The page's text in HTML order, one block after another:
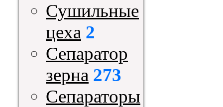
Сушильные
цеха 2
Сепаратор
зерна 273
Сепараторы